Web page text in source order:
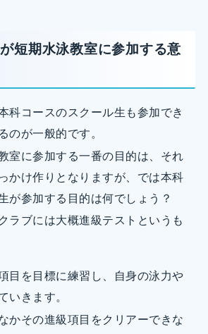
短期水泳教室に参加する意
科コースのスクール生も参加でき
のが一般的です。
室に参加する一番の目的は、それ
かけ作りとなりますが、では本科
が参加する目的は何でしょう？
ラブには大概進級テストというも
目を目標に練習し、自身の泳力や
いきます。
かその進級項目をクリアーできな